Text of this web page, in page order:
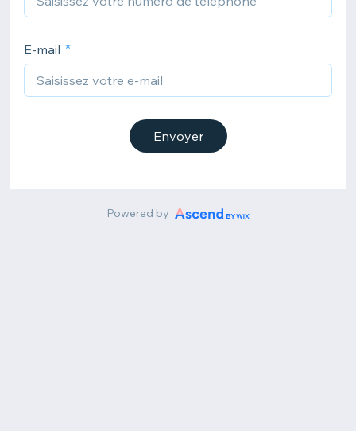
E-mail
Envoyer
Powered by